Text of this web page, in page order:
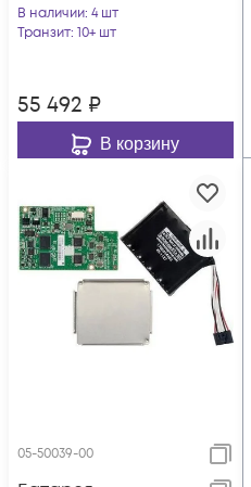
SAS/SATA/NVMe 8-
port int
В наличии: 4 шт
Транзит: 10+ шт
55 492 ₽
В корзину
05-50039-00